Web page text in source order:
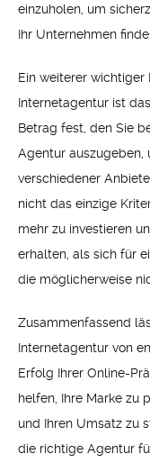
einzuholen, um
Ihr Unternehmen
Ein weiterer wichtiger
Internetagentur ist
Betrag fest, den Sie
Agentur auszugeben,
verschiedener
nicht das einzige
mehr zu investieren
erhalten, als sich für
die möglicherweise
Zusammenfassend
Internetagentur von
Erfolg Ihrer Online-
helfen, Ihre Marke zu
und Ihren Umsatz zu
die richtige Agentur